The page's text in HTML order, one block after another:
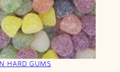
HARD GUMS